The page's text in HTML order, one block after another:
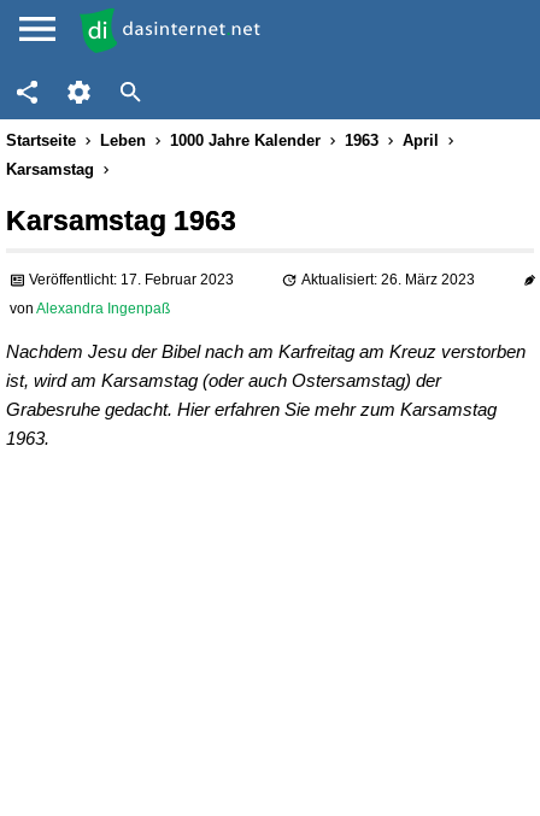
Startseite Leben 1000 Jahre Kalender 1963
April
Karsamstag
Karsamstag 1963
Veröffentlicht: 17. Februar 2023
Aktualisiert: 26. März 2023
von Alexandra Ingenpaß
Nachdem Jesu der Bibel nach am Karfreitag am Kreuz verstorben
ist, wird am Karsamstag (oder auch Ostersamstag) der
Grabesruhe gedacht. Hier erfahren Sie mehr zum Karsamstag
1963.